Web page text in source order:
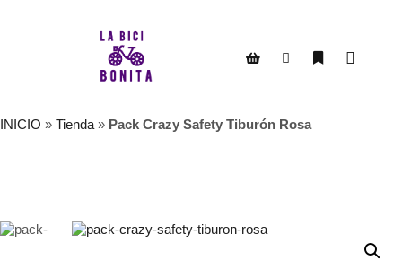
INICIO » Tienda » Pack Crazy Safety Tiburón Rosa